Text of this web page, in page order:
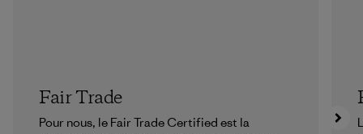
Fair Trade
Pour nous, le Fair Trade Certified est la